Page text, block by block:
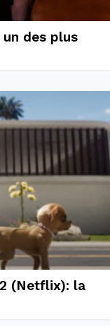
des plus
(Netflix): la